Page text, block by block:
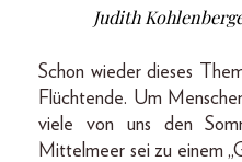
Judith
Schon wieder dieses
Flüchtende. Um
viele von uns den
Mittelmeer sei zu einem